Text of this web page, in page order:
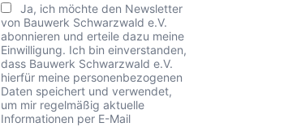
Ja, ich möchte den Newsletter
von Bauwerk Schwarzwald e.V.
abonnieren und erteile dazu meine
Einwilligung. Ich bin einverstanden,
dass Bauwerk Schwarzwald e.V.
hierfür meine personenbezogenen
Daten speichert und verwendet,
um mir regelmäßig aktuelle
Informationen per E-Mail